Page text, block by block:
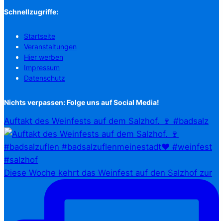
Schnellzugriffe:
Startseite
Veranstaltungen
Hier werben
Impressum
Datenschutz
Nichts verpassen: Folge uns auf Social Media!
Auftakt des Weinfests auf dem Salzhof. 🍷 #badsalz
Diese Woche kehrt das Weinfest auf den Salzhof zur